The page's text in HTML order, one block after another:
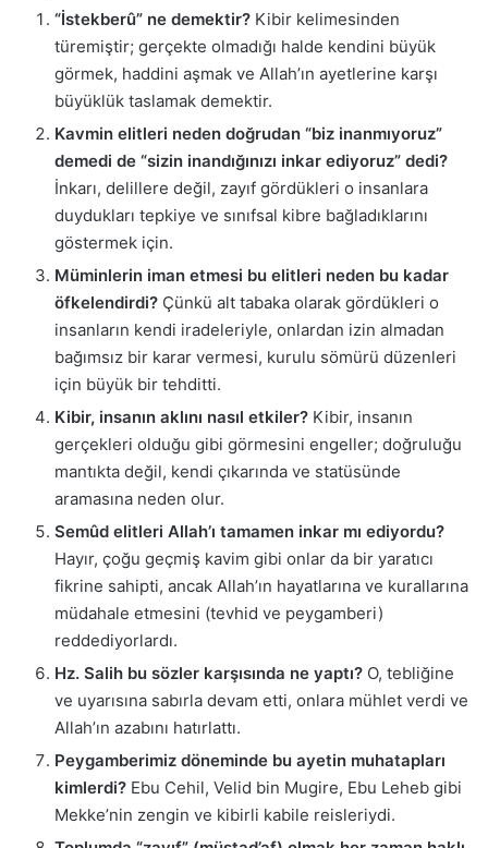
“İstekberû” ne demektir? Kibir kelimesinden
türemiştir; gerçekte olmadığı halde kendini büyük
görmek, haddini aşmak ve Allah’ın ayetlerine karşı
büyüklük taslamak demektir.
Kavmin elitleri neden doğrudan “biz inanmıyoruz”
demedi de “sizin inandığınızı inkar ediyoruz” dedi?
İnkarı, delillere değil, zayıf gördükleri o insanlara
duydukları tepkiye ve sınıfsal kibre bağladıklarını
göstermek için.
Müminlerin iman etmesi bu elitleri neden bu kadar
öfkelendirdi? Çünkü alt tabaka olarak gördükleri o
insanların kendi iradeleriyle, onlardan izin almadan
bağımsız bir karar vermesi, kurulu sömürü düzenleri
için büyük bir tehditti.
Kibir, insanın aklını nasıl etkiler? Kibir, insanın
gerçekleri olduğu gibi görmesini engeller; doğruluğu
mantıkta değil, kendi çıkarında ve statüsünde
aramasına neden olur.
Semûd elitleri Allah’ı tamamen inkar mı ediyordu?
Hayır, çoğu geçmiş kavim gibi onlar da bir yaratıcı
fikrine sahipti, ancak Allah’ın hayatlarına ve kurallarına
müdahale etmesini (tevhid ve peygamberi)
reddediyorlardı.
Hz. Salih bu sözler karşısında ne yaptı? O, tebliğine
ve uyarısına sabırla devam etti, onlara mühlet verdi ve
Allah’ın azabını hatırlattı.
Peygamberimiz döneminde bu ayetin muhatapları
kimlerdi? Ebu Cehil, Velid bin Mugire, Ebu Leheb gibi
Mekke’nin zengin ve kibirli kabile reisleriydi.